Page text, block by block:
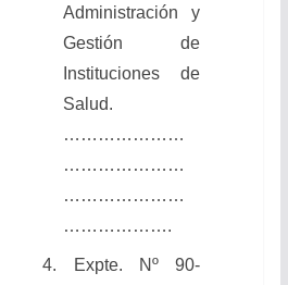
Administración y
Gestión de
Instituciones de
Salud.
…………………
…………………
…………………
……………….
4.
Expte. Nº 90-